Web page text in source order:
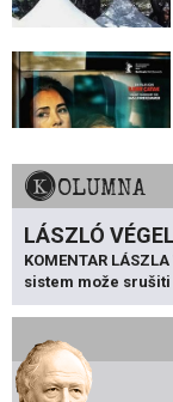
KOLUMNA
LÁSZLÓ VÉGEL
KOMENTAR
sistem može